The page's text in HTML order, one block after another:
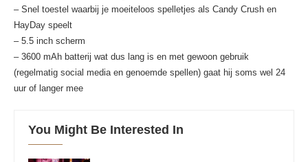
– Snel toestel waarbij je moeiteloos spelletjes als Candy Crush en
HayDay speelt
– 5.5 inch scherm
– 3600 mAh batterij wat dus lang is en met gewoon gebruik
(regelmatig social media en genoemde spellen) gaat hij soms wel 24
uur of langer mee
You Might Be Interested In